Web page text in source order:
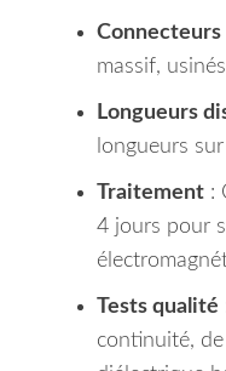
Connecteurs
massif,
Longueurs
longueurs
Traitement :
4 jours pour
Tests qualité
continuité,